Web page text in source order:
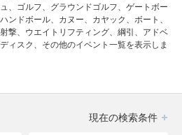
、ゴルフ、グラウンドゴルフ、ゲートボー
ンドボール、カヌー、カヤック、ボート、
撃、ウエイトリフティング、綱引、アドベ
ィスク、その他のイベント一覧を表示しま
現在の検索条件